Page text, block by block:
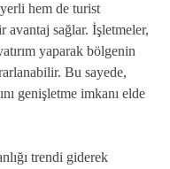
yerli hem de turist
avantaj sağlar. İşletmeler,
yaparak bölgenin
Bu sayede,
genişletme imkanı elde
trendi giderek